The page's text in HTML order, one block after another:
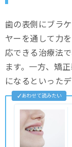
歯の表側にブラ
ヤーを通して力
応できる治療法
ます。一方、矯
になるといった